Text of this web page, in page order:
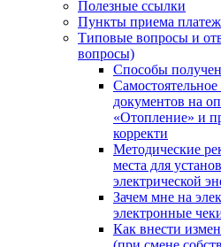
Полезные ссылки
Пункты приема
Типовые вопросы и
вопросы)
Способы
документов на
«Отопление» и
корректи
Методические
места для
электрической
Зачем мне на
электронные
Как внести